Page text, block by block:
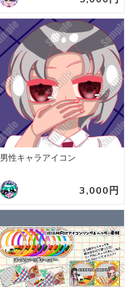
男性キャラアイコン
3,000円